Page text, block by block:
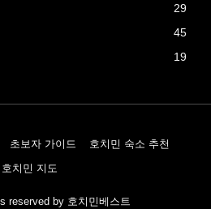
29
45
19
초보자 가이드
호치민 숙소 추천
호치민 지도
reserved by 호치민베스트